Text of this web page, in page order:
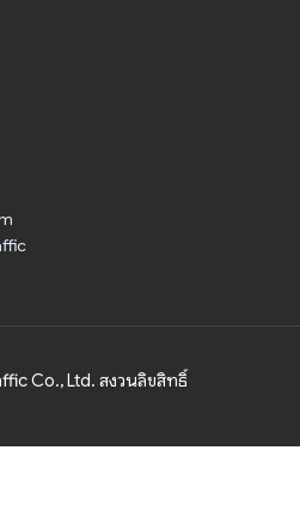
Co., Ltd. สงวนลิขสิทธิ์